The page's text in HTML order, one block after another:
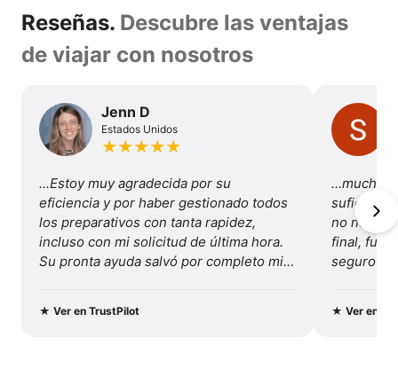
mejor
Torres
Paine
Reseñas.
Descubre
ventajas
de
viajar
con
nosotros
Reseñas. Descubre las ventajas
de viajar con nosotros
Jenn D
Estados Unidos
★★★★★
...Estoy muy agradecida por su
eficiencia y por haber gestionado todos
los preparativos con tanta rapidez,
incluso con mi solicitud de última hora.
Su pronta ayuda salvó por completo mis
vacaciones...
★ Ver en TrustPilot
…mucha
suficiente
no
final, fue
seguro y
★Ver en